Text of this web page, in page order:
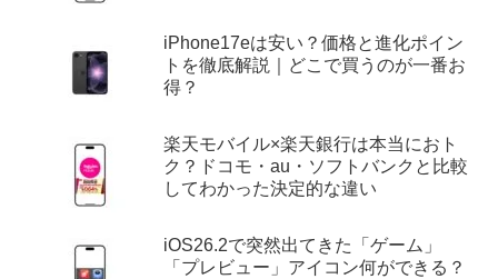
iPhone17eは安い？価格と進化ポイン
トを徹底解説｜どこで買うのが一番お
得？
楽天モバイル×楽天銀行は本当におト
ク？ドコモ・au・ソフトバンクと比較
してわかった決定的な違い
iOS26.2で突然出てきた「ゲーム」
「プレビュー」アイコン何ができる？